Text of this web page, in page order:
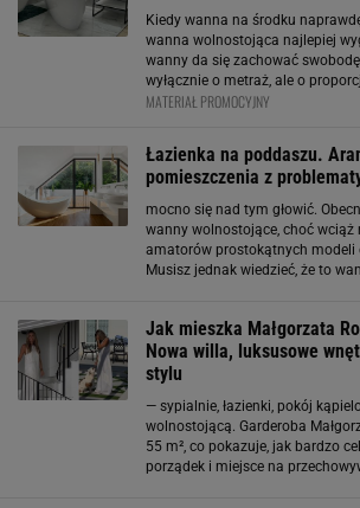
Kiedy wanna na środku
wanna wolnostojąca najlepiej
wanny da się zachować
wyłącznie o metraż, ale o
odpowiednie ustawienie wanny
MATERIAŁ PROMOCYJNY
Łazienka na poddaszu.
pomieszczenia z
mocno się nad tym głowić.
wanny wolnostojące, choć wciąż
amatorów prostokątnych modeli
Musisz jednak wiedzieć, że to
Jak mieszka Małgorzata
Nowa willa, luksusowe
stylu
— sypialnie, łazienki, pokój
wolnostojącą. Garderoba
55 m², co pokazuje, jak bardzo
porządek i miejsce na